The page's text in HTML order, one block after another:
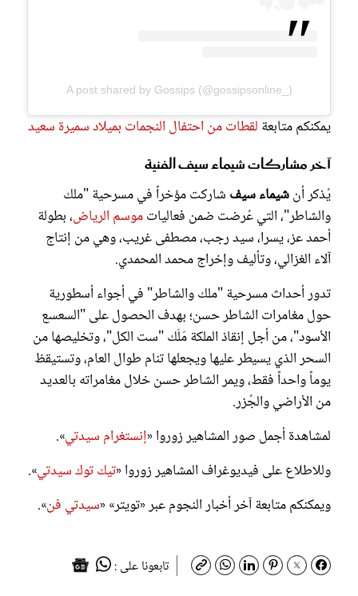
A post shared by Gossips (@gossipsonline_)
يمكنكم متابعة لقطات من احتفال النجمات بميلاد سميرة سعيد
آخر مشاركات شيماء سيف الفنية
يُذكر أنشيماء سيف شاركت مؤخراً في مسرحية "ملك
والشاطر"، التي عُرضت ضمن فعالياتموسم الرياض، بطولة
أحمد عز، يسرا، سيد رجب، مصطفى غريب، وهي من إنتاج
آلاء الغزالي، وتأليف وإخراج محمد المحمدي.
تدور أحداث مسرحية "ملك والشاطر" في أجواء أسطورية
حول مغامرات الشاطر حسن؛ بهدف الحصول على "السعسع
الأسود"، من أجل إنقاذ الملكة مَلَك "ست الكل"، وتخليصها من
السحر الذي يسيطر عليها ويجعلها تنام طوال العام، وتستيقظ
يوماً واحداً فقط، ويمر الشاطر حسن خلال مغامراته بالعديد
من الأراضي والجُزر.
لمشاهدة أجمل صور المشاهير زوروا «إنستغرام سيدتي».
وللاطلاع على فيديوغراف المشاهير زوروا «تيك توك سيدتي».
ويمكنكم متابعة آخر أخبار النجوم عبر «تويتر» «سيدتي فن».
تابعونا على :